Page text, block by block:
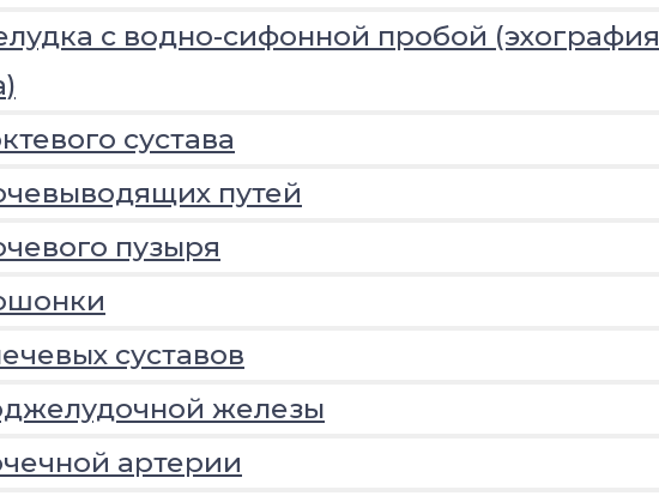
с водно-сифонной пробой (эхография
сустава
путей
пузыря
суставов
железы
артерии